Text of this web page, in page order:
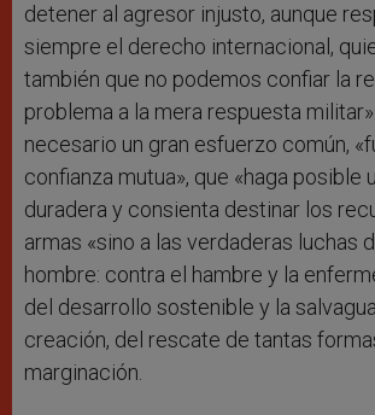
detener al agresor injusto, aunque
siempre el derecho internacional,
también que no podemos confiar la
problema a la mera respuesta
necesario un gran esfuerzo común,
confianza mutua», que «haga posible
duradera y consienta destinar los
armas «sino a las verdaderas luchas
hombre: contra el hambre y la
del desarrollo sostenible y la
creación, del rescate de tantas
marginación.